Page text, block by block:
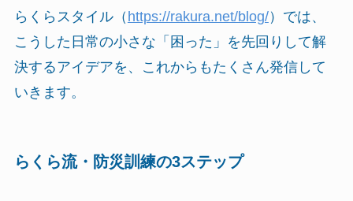
らくらスタイル（ https://rakura.net/blog/）では、
こうした日常の小さな「困った」を先回りして解
決するアイデアを、これからもたくさん発信して
いきます。
らくら流・防災訓練の3ステップ